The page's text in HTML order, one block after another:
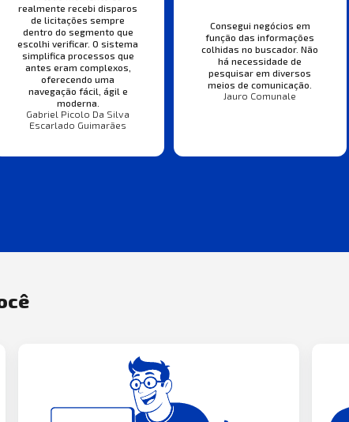
realmente recebi disparos
de licitações sempre
dentro do segmento que
escolhi verificar. O sistema
simplifica processos que
antes eram complexos,
oferecendo uma
navegação fácil, ágil e
moderna.
Gabriel Picolo Da Silva
Escarlado Guimarães
Consegui negócios em
função das informações
colhidas no buscador. Não
há necessidade de
pesquisar em diversos
meios de comunicação.
Jauro Comunale